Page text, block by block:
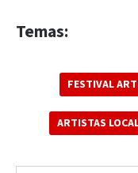
Temas:
FESTIVAL
ARTISTAS